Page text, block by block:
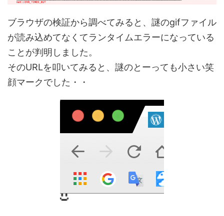
ブラウザの検証から調べてみると、謎のgifファイル
が読み込めてなくてランタイムエラーになっている
ことが判明しました。
そのURLを叩いてみると、謎のとーっても小さい笑
顔マークでした・・